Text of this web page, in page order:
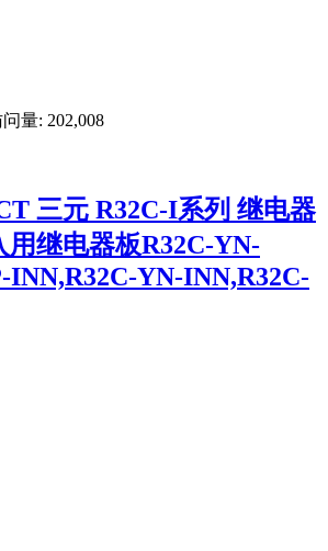
量: 202,008
三元 R32C-I系列 继电器
用继电器板R32C-YN-
INN,R32C-YN-INN,R32C-